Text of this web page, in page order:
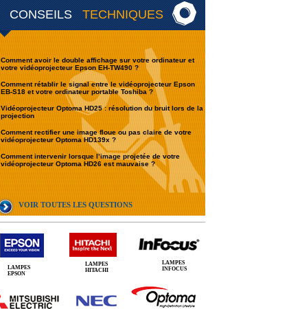
CONSEILS TECHNIQUES
Comment avoir le double affichage sur votre ordinateur et
votre vidéoprojecteur Epson EH-TW490 ?
Comment rétablir le signal entre le vidéoprojecteur Epson
EB-S18 et votre ordinateur portable Toshiba ?
Vidéoprojecteur Optoma HD25 : résolution du bruit lors de la
projection
Comment rectifier une image floue ou pas claire de votre
vidéoprojecteur Optoma HD139x ?
Comment intervenir lorsque l’image projetée de votre
vidéoprojecteur Optoma HD26 est mauvaise ?
VOIR TOUTES LES QUESTIONS
LAMPES
EPSON
LAMPES
HITACHI
LAMPES
INFOCUS